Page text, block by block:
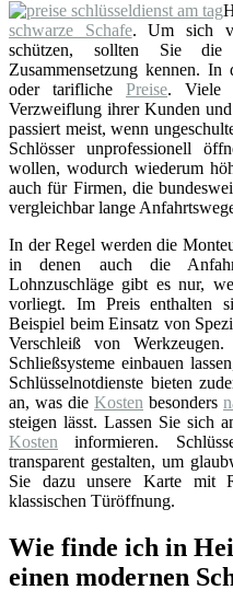
schwarze Schafe. Um sich
schützen, sollten Sie
Zusammensetzung kennen.
oder tarifliche Preise. Viele
Verzweiflung ihrer Kunden
passiert meist, wenn
Schlösser unprofessionell
wollen, wodurch wiederum
auch für Firmen, die
vergleichbar lange
In der Regel werden die
in denen auch die
Lohnzuschläge gibt es nur,
vorliegt. Im Preis enthalten
Beispiel beim Einsatz von
Verschleiß von
Schließsysteme einbauen
Schlüsselnotdienste bieten
an, was die Kosten besonders
steigen lässt. Lassen Sie sich
Kosten informieren.
transparent gestalten, um
Sie dazu unsere Karte mit
klassischen Türöffnung.
Wie finde ich in
einen modernen